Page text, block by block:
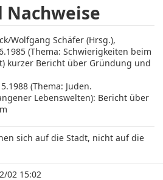
Nachweise
Wolfgang Schäfer (Hrsg.),
(Thema: Schwierigkeiten beim
kurzer Bericht über Gründung und
(Thema: Juden.
Lebenswelten): Bericht über
sich auf die Stadt, nicht auf die
02 15:02